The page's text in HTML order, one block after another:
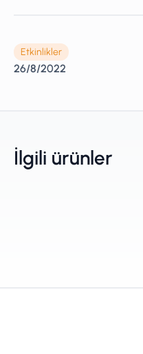
Etkinlikler
26/8/2022
İlgili ürünler